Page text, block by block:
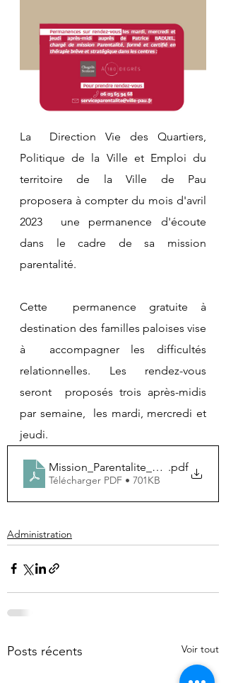
La  Direction Vie des Quartiers,
Politique de la Ville et Emploi du
territoire de la Ville de Pau
proposera à compter du mois d'avril
2023  une permanence d'écoute
dans le cadre de sa mission
parentalité.
Cette  permanence gratuite à
destination des familles paloises vise
à  accompagner les difficultés
relationnelles. Les rendez-vous
seront  proposés trois après-midis
par semaine,  les mardi, mercredi et
jeudi.
Mission_Parentalite_Pau.pdf
Télécharger PDF • 701KB
Administration
Posts récents Voir tout